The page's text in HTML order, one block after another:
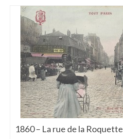
1860 – La rue de la Roquette